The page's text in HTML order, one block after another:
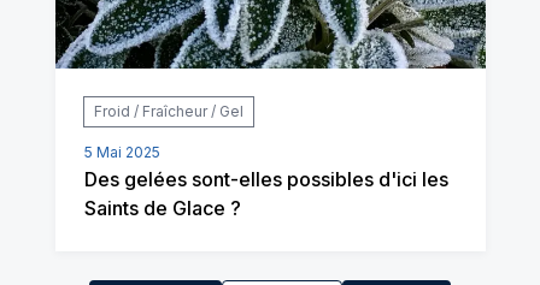
Froid / Fraîcheur / Gel
5 Mai 2025
Des gelées sont-elles possibles d'ici les
Saints de Glace ?